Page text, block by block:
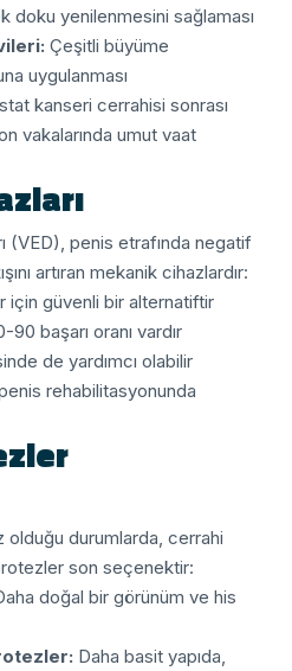
doku yenilenmesini sağlaması
Çeşitli büyüme
uygulanması
kanseri cerrahisi sonrası
vakalarında umut vaat
(VED), penis etrafında negatif
artıran mekanik cihazlardır:
için güvenli bir alternatiftir
90 başarı oranı vardır
de yardımcı olabilir
rehabilitasyonunda
olduğu durumlarda, cerrahi
son seçenektir:
doğal bir görünüm ve his
Daha basit yapıda,